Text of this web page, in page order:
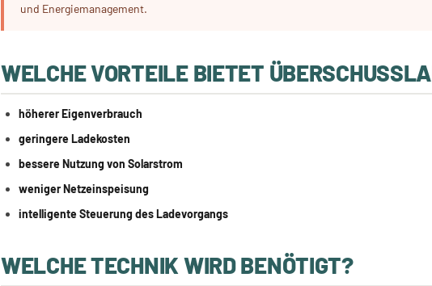
und Energiemanagement.
WELCHE VORTEILE BIETET
höherer Eigenverbrauch
geringere Ladekosten
bessere Nutzung von Solarstrom
weniger Netzeinspeisung
intelligente Steuerung des Ladevorgangs
WELCHE TECHNIK WIRD BENÖTIGT?